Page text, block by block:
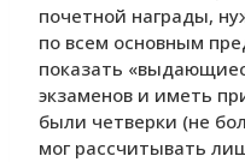
почетной награды,
по всем основным
показать
экзаменов и иметь
были четверки (не
мог рассчитывать